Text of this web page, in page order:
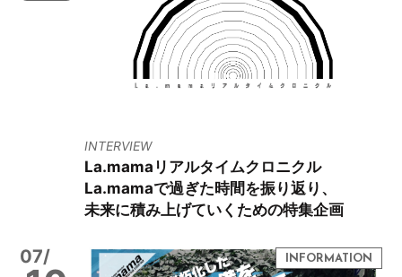
INTERVIEW
La.mamaリアルタイムクロニクル
La.mamaで過ぎた時間を振り返り、
未来に積み上げていくための特集企画
07/